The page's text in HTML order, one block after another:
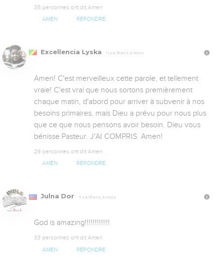
35 personnes ont dit Amen
AMEN RÉPONDRE
Excellencia Lyska Il y a 13 ans, 5 mois
Amen! C'est merveilleux cette parole, et tellement
vraie! C'est vrai que nous sortons premièrement
chaque matin, d'abord pour arriver à subvenir à nos
besoins primaires, mais Dieu a prévu pour nous plus
que ce que nous pensons avoir besoin. Dieu vous
bénisse Pasteur. J'AI COMPRIS. Amen!
29 personnes ont dit Amen
AMEN RÉPONDRE
Julna Dor Il y a 13 ans, 5 mois
God is amazing!!!!!!!!!!!!!
33 personnes ont dit Amen
AMEN RÉPONDRE